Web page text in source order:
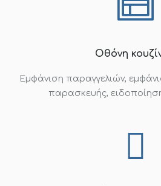
Οθόνη
Εμφάνιση παραγγελιών,
παρασκευής,